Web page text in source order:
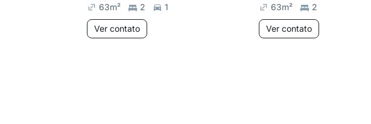
63m² 2 1
Ver contato
63m² 2
Ver contato